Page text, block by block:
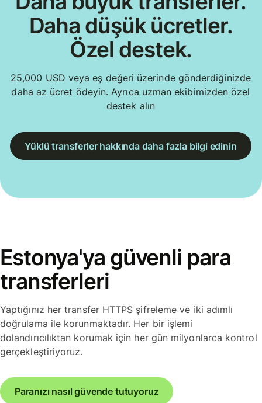
Daha düşük ücretler.
Özel destek.
25,000 USD veya eş değeri üzerinde gönderdiğinizde
daha az ücret ödeyin. Ayrıca uzman ekibimizden özel
destek alın
Yüklü transferler hakkında daha fazla bilgi edinin
Estonya'ya güvenli para
transferleri
Yaptığınız her transfer HTTPS şifreleme ve iki adımlı
doğrulama ile korunmaktadır. Her bir işlemi
dolandırıcılıktan korumak için her gün milyonlarca kontrol
gerçekleştiriyoruz.
Paranızı nasıl güvende tutuyoruz